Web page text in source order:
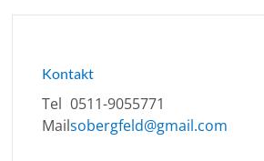
Kontakt
Tel 0511-9055771
Mailsobergfeld@gmail.com